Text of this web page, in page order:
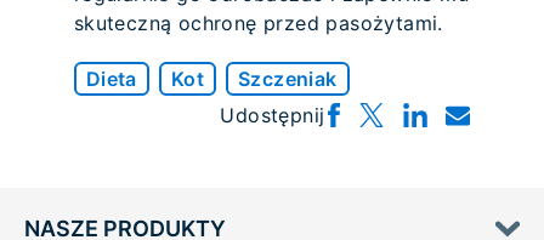
skuteczną ochronę przed pasożytami.
Dieta Kot
Szczeniak
Udostępnij
NASZE PRODUKTY